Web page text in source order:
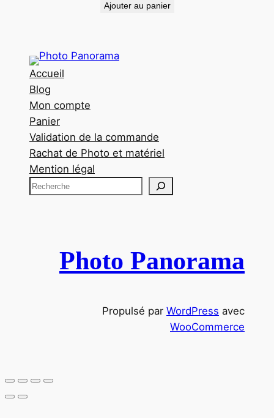
Ajouter au panier
Accueil
Blog
Mon compte
Panier
Validation de la commande
Rachat de Photo et matériel
Mention légal
R
Photo Panorama
Propulsé par WordPress avec
WooCommerce